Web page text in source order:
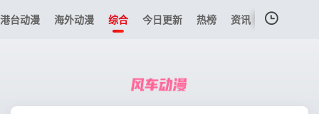
港台动漫 海外动漫 综合 今日更新 热榜 资讯